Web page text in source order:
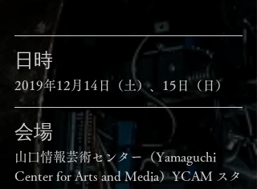
日時
2019年12月14日（土）、15日（日）
会場
山口情報芸術センター（Yamaguchi
Center for Arts and Media）YCAM スタ